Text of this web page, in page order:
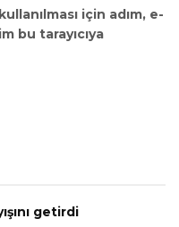
için adım, e-
bu tarayıcıya
getirdi